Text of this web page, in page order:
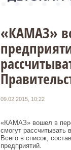
«КАМАЗ»
09.02.2015, 10:22
«КАМАЗ» вошел в
смогут рассчитывать
Всего в список,
предприятий.